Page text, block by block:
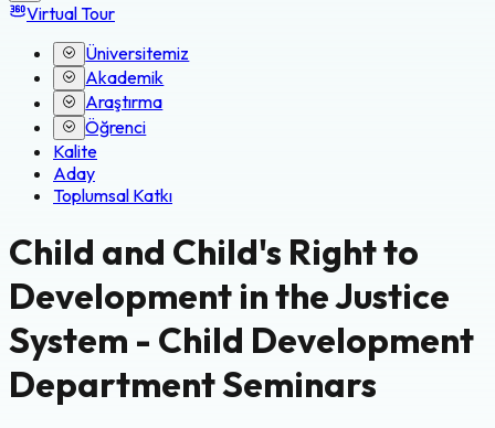
Virtual Tour
Üniversitemiz
Akademik
Araştırma
Öğrenci
Kalite
Aday
Toplumsal Katkı
Child and Child's Right to
Development in the Justice
System - Child Development
Department Seminars